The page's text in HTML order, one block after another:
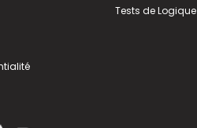
Tests de Logique